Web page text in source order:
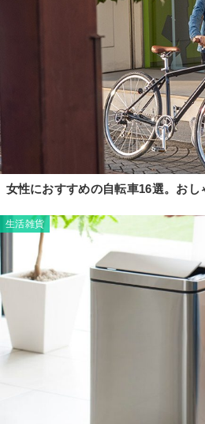
女性におすすめの自転車16選。お
生活雑貨